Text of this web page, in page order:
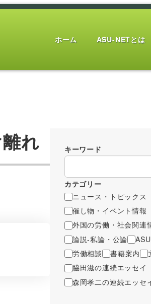
ホーム ASU-NETとは
れ キーワード
カテゴリー
ニュース・トピックス
催し物・イベント情報
外国の労働・社会関連
論説-私論・公論
労働相談
書籍案内
脇田滋の連続エッセイ
森岡孝二の連続エッセ